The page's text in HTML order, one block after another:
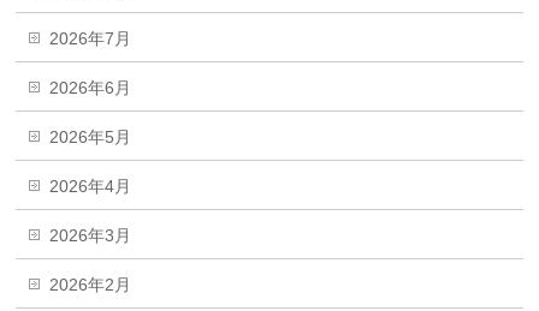
2026年7月
2026年6月
2026年5月
2026年4月
2026年3月
2026年2月